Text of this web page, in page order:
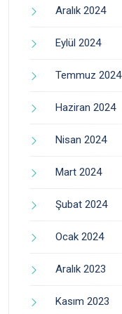
Aralık 2024
Eylül 2024
Temmuz 2024
Haziran 2024
Nisan 2024
Mart 2024
Şubat 2024
Ocak 2024
Aralık 2023
Kasım 2023